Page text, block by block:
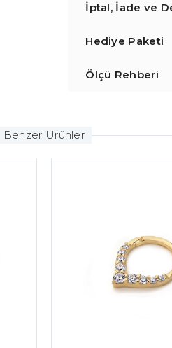
İptal, İade ve
Hediye Paketi
Ölçü Rehberi
Benzer Ürünler